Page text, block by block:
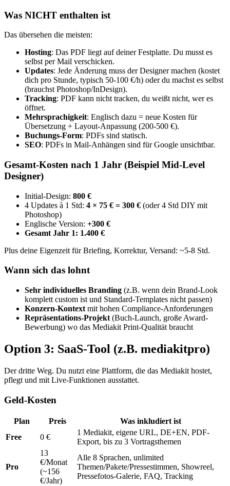
Was NICHT enthalten ist
Das übersehen die meisten:
Hosting: Das PDF liegt auf deiner Festplatte. Du musst es
selbst per Mail verschicken.
Updates: Jede Änderung muss der Designer machen (kostet
dich pro Stunde, typisch 50-100 €/h) oder du machst es selbst
(brauchst Photoshop/InDesign).
Tracking: PDF kann nicht tracken, du weißt nicht, wer es
öffnet.
Mehrsprachigkeit: Englisch dazu = neue Kosten für
Übersetzung + Layout-Anpassung (200-500 €).
Buchungs-Form: PDFs sind statisch.
SEO: PDFs in Mail-Anhängen sind für Google unsichtbar.
Gesamt-Kosten nach 1 Jahr (Beispiel Mid-Level
Designer)
Initial-Design: 800 €
4 Updates à 1 Std: 4 × 75 € = 300 € (oder 4 Std DIY mit
Photoshop)
Englische Version: +300 €
Gesamt Jahr 1: 1.400 €
Plus deine Eigenzeit für Briefing, Korrektur, Versand: ~5-8 Std.
Wann sich das lohnt
Sehr individuelles Branding (z.B. wenn dein Brand-Look
komplett custom ist und Standard-Templates nicht passen)
Konzern-Kontext mit hohen Compliance-Anforderungen
Repräsentations-Projekt (Buch-Launch, große Award-
Bewerbung) wo das Mediakit Print-Qualität braucht
Option 3: SaaS-Tool (z.B. mediakitpro)
Der dritte Weg. Du nutzt eine Plattform, die das Mediakit hostet,
pflegt und mit Live-Funktionen ausstattet.
Geld-Kosten
Plan Preis
Was inkludiert ist
Free
0 €
1 Mediakit, eigene URL, DE+EN, PDF-
Export, bis zu 3 Vortragsthemen
Pro
13
€/Monat
(~156
€/Jahr)
Alle 8 Sprachen, unlimited
Themen/Pakete/Pressestimmen, Showreel,
Pressefotos-Galerie, FAQ, Tracking